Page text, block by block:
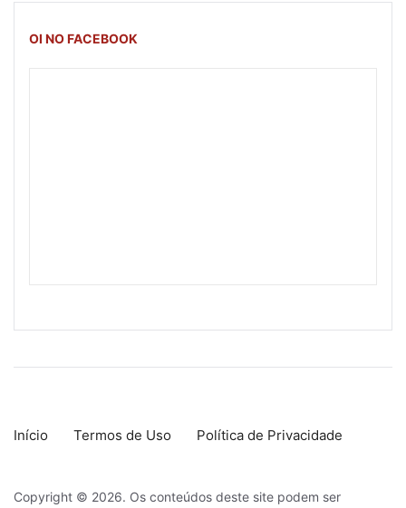
OI NO FACEBOOK
Início Termos de Uso Política de Privacidade
Copyright © 2026. Os conteúdos deste site podem ser